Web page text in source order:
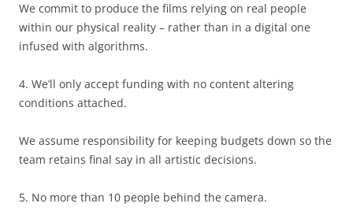
We commit to produce the films relying on real people
within our physical reality – rather than in a digital one
infused with algorithms.
4. We’ll only accept funding with no content altering
conditions attached.
We assume responsibility for keeping budgets down so the
team retains final say in all artistic decisions.
5. No more than 10 people behind the camera.